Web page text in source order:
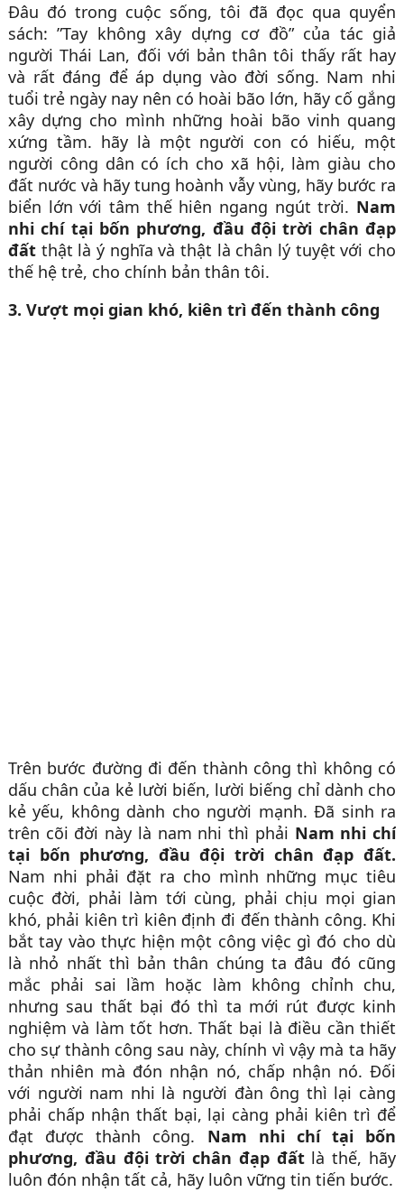
Đâu đó trong cuộc sống, tôi đã đọc qua quyển
sách: ”Tay không xây dựng cơ đồ” của tác giả
người Thái Lan, đối với bản thân tôi thấy rất hay
và rất đáng để áp dụng vào đời sống. Nam nhi
tuổi trẻ ngày nay nên có hoài bão lớn, hãy cố gắng
xây dựng cho mình những hoài bão vinh quang
xứng tầm. hãy là một người con có hiếu, một
người công dân có ích cho xã hội, làm giàu cho
đất nước và hãy tung hoành vẫy vùng, hãy bước ra
biển lớn với tâm thế hiên ngang ngút trời. Nam
nhi chí tại bốn phương, đầu đội trời chân đạp
đất thật là ý nghĩa và thật là chân lý tuyệt với cho
thế hệ trẻ, cho chính bản thân tôi.
3. Vượt mọi gian khó, kiên trì đến thành công
Trên bước đường đi đến thành công thì không có
dấu chân của kẻ lười biến, lười biếng chỉ dành cho
kẻ yếu, không dành cho người mạnh. Đã sinh ra
trên cõi đời này là nam nhi thì phải Nam nhi chí
tại bốn phương, đầu đội trời chân đạp đất.
Nam nhi phải đặt ra cho mình những mục tiêu
cuộc đời, phải làm tới cùng, phải chịu mọi gian
khó, phải kiên trì kiên định đi đến thành công. Khi
bắt tay vào thực hiện một công việc gì đó cho dù
là nhỏ nhất thì bản thân chúng ta đâu đó cũng
mắc phải sai lầm hoặc làm không chỉnh chu,
nhưng sau thất bại đó thì ta mới rút được kinh
nghiệm và làm tốt hơn. Thất bại là điều cần thiết
cho sự thành công sau này, chính vì vậy mà ta hãy
thản nhiên mà đón nhận nó, chấp nhận nó. Đối
với người nam nhi là người đàn ông thì lại càng
phải chấp nhận thất bại, lại càng phải kiên trì để
đạt được thành công. Nam nhi chí tại bốn
phương, đầu đội trời chân đạp đấtlà thế, hãy
luôn đón nhận tất cả, hãy luôn vững tin tiến bước.